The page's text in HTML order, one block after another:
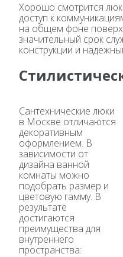
Хорошо смотрится
доступ к
на общем фоне
значительный срок
конструкции и
Сантехнические люки
в Москве отличаются
декоративным
оформлением. В
зависимости от
дизайна ванной
комнаты можно
подобрать размер и
цветовую гамму. В
результате
достигаются
преимущества для
внутреннего
пространства: